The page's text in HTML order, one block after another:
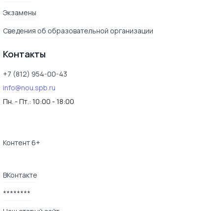
Экзамены
Сведения об образовательной организации
Контакты
+7 (812) 954-00-43
info@nou.spb.ru
Пн. - Пт.: 10:00 - 18:00
Контент 6+
ВКонтакте
********